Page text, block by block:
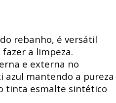
rebanho, é versátil
a limpeza.
e externa no
azul mantendo a pureza
tinta esmalte sintético